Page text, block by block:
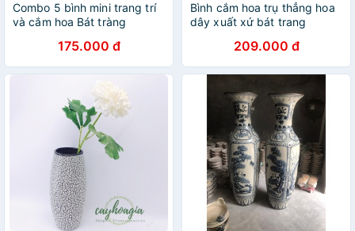
Combo 5 bình mini trang trí
và cắm hoa Bát tràng
175.000 đ
Bình cắm hoa trụ thẳng hoa
dây xuất xứ bát trang
209.000 đ